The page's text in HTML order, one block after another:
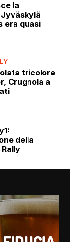
la
era quasi
tricolore
Crugnola a
della